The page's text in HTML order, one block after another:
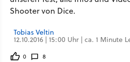
Shooter von Dice.
Tobias Veltin
12.10.2016 | 15:00 Uhr | ca. 1 Minute
0 8